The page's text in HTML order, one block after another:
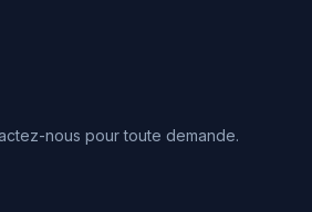
nous pour toute demande.